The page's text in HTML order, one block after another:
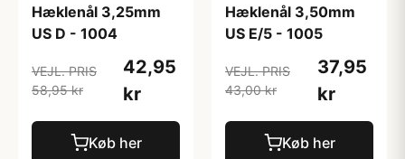
Hæklenål 3,25mm
US D - 1004
VEJL. PRIS
58,95 kr
42,95
kr
Køb her
Hæklenål 3,50mm
US E/5 - 1005
VEJL. PRIS
43,00 kr
37,95
kr
Køb her